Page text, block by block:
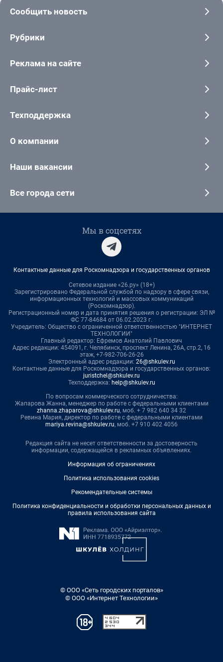
Сообщить новость
Рубрики
Реклама на сайте
Прайс-лист
Техподдержка
О компании
Наши вакансии
Все города сети
Мы в соцсетях
Контактные данные для Роскомнадзора и государственных органов
Сетевое издание «26.ру» (18+)
Зарегистрировано Федеральной службой по надзору в сфере связи,
информационных технологий и массовых коммуникаций
(Роскомнадзор).
Регистрационный номер и дата принятия решения о регистрации: ЭЛ №
ФС 77-84684 от 06.02.2023 г.
Учредитель: Общество с ограниченной ответственностью "ИНТЕРНЕТ
ТЕХНОЛОГИИ"
Главный редактор: Ефремов Анатолий Павлович
Адрес редакции: 454091, г. Челябинск, проспект Ленина, 26А, стр.2, 16
этаж, +7-982-706-26-26
Электронный адрес редакции: 26@shkulev.ru
Контактные данные для Роскомнадзора и государственных органов:
juristchel@shkulev.ru
Техподдержка: help@shkulev.ru
По вопросам коммерческого сотрудничества:
Жапарова Жанна, менеджер по работе с федеральными клиентами
zhanna.zhaparova@shkulev.ru, моб. + 7 982 640 34 32
Ревина Мария, директор по работе с федеральными клиентами
mariya.revina@shkulev.ru, моб. +7 910 402 4056
Редакция сайта не несет ответственности за достоверность
информации, содержащейся в рекламных объявлениях.
Информация об ограничениях
Политика использования cookies
Рекомендательные системы
Политика конфиденциальности и обработки персональных данных и
правила использования сайта
© ООО «Сеть городских порталов»
© ООО «Интернет Технологии»